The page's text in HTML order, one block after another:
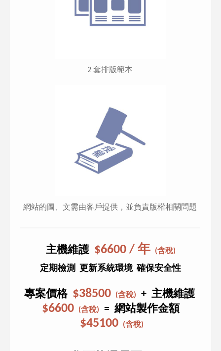
2 套排版範本
網站的圖、文需由客戶提供，並負責版權相關問題
主機維護 $6600 / 年 (含稅)
定期檢測 更新系統環境 確保安全性
專案價格 $38500 (含稅) + 主機維護
$6600 (含稅) = 網站製作金額
$45100 (含稅)